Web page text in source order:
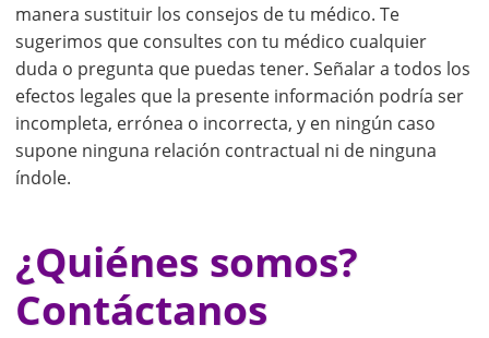
manera sustituir los consejos de tu médico. Te
sugerimos que consultes con tu médico cualquier
duda o pregunta que puedas tener. Señalar a todos los
efectos legales que la presente información podría ser
incompleta, errónea o incorrecta, y en ningún caso
supone ninguna relación contractual ni de ninguna
índole.
¿Quiénes somos?
Contáctanos